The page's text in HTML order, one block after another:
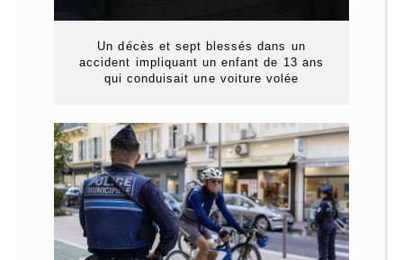
Un décès et sept blessés dans un
accident impliquant un enfant de 13 ans
qui conduisait une voiture volée